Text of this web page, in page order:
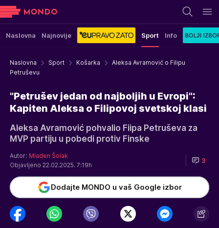
Naslovna Najnovije Sport Info
Naslovna Sport Košarka
Aleksa Avramović o Filipu
Petruševu
"Petrušev jedan od najboljih u Evropi":
Kapiten Aleksa o Filipovoj svetskoj klasi
Aleksa Avramović pohvalio Fiipa Petruševa za
MVP partiju u pobedi protiv Finske
Autor: Mladen Šolak
Objavljeno 22.02.2025. 7:19h
3
Dodajte MONDO u vaš Google izbor